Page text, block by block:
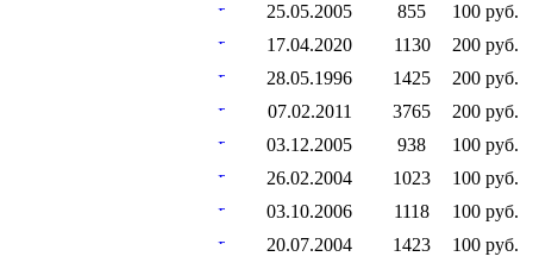
25.05.2005 855
100 руб.
17.04.2020 1130
200 руб.
28.05.1996 1425
200 руб.
07.02.2011 3765
200 руб.
03.12.2005 938
100 руб.
26.02.2004 1023
100 руб.
03.10.2006 1118
100 руб.
20.07.2004 1423
100 руб.